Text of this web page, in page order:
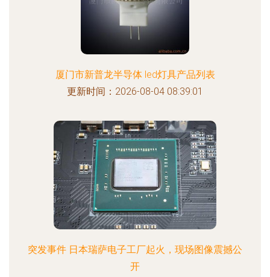
厦门市新普龙半导体 led灯具产品列表
更新时间：2026-08-04 08:39:01
突发事件 日本瑞萨电子工厂起火，现场图像震撼公
开